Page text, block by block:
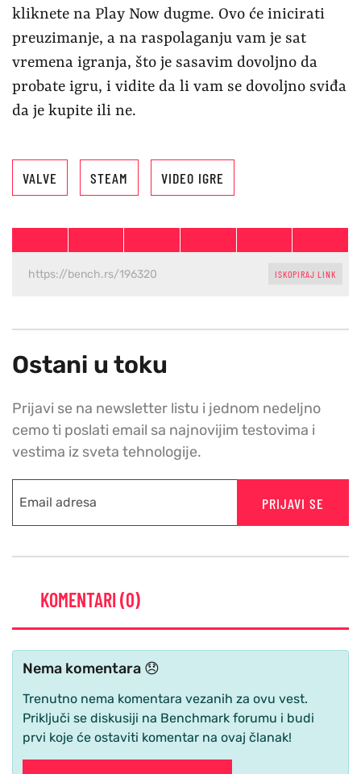
kliknete na Play Now dugme. Ovo će inicirati
preuzimanje, a na raspolaganju vam je sat
vremena igranja, što je sasavim dovoljno da
probate igru, i vidite da li vam se dovoljno sviđa
da je kupite ili ne.
VALVE STEAM VIDEO IGRE
ISKOPIRAJ LINK
Ostani u toku
Prijavi se na newsletter listu i jednom nedeljno
cemo ti poslati email sa najnovijim testovima i
vestima iz sveta tehnologije.
PRIJAVI SE
KOMENTARI (0)
Nema komentara 😞
Trenutno nema komentara vezanih za ovu vest.
Priključi se diskusiji na Benchmark forumu i budi
prvi koje će ostaviti komentar na ovaj članak!